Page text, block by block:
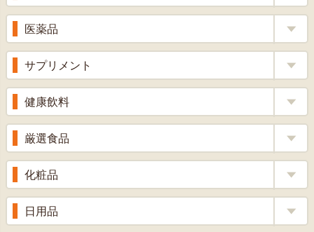
補酵素のちから
くろ酢
りんご酢
ざくろ酢
梅酢
医薬品
風邪薬
胃腸薬
整腸薬
解熱鎮痛剤
せきどめ
ビタミン剤
滋養強壮
サプリメント
ウコン
乳酸菌
ローヤルゼリー
牡蠣エキス
プロポリス
健康飲料
健康茶
漢方茶
青汁・豆乳
甘酒
厳選食品
もち麦・十六穀米
生姜
丼の素
化粧品
美容品
日用品